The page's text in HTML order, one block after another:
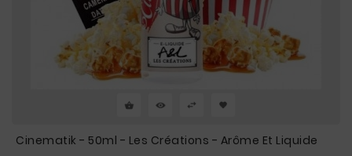
Cinematik - 50ml - Les Créations - Arôme Et Liquide